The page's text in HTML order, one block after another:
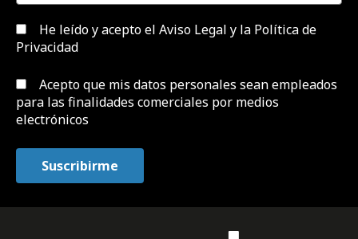
He leído y acepto el Aviso Legal y la Política de
Privacidad
Acepto que mis datos personales sean empleados
para las finalidades comerciales por medios
electrónicos